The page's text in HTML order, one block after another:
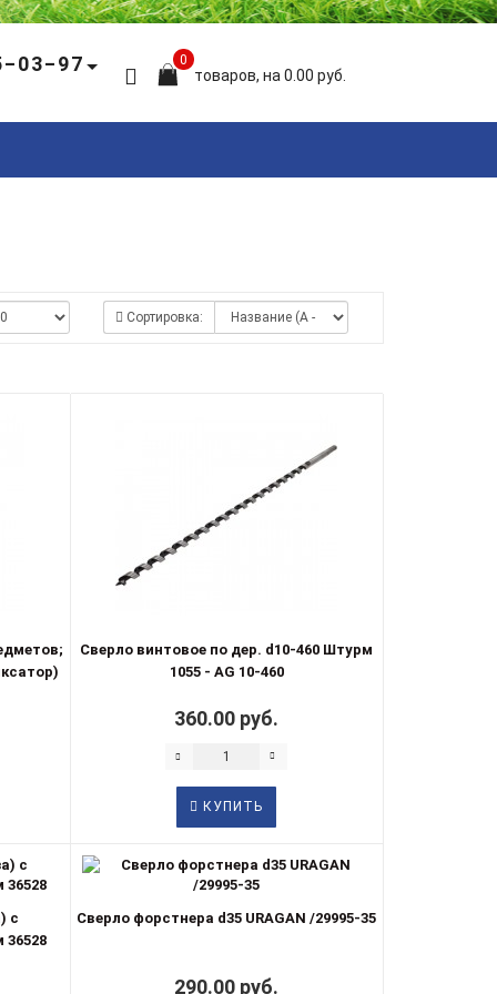
0
товаров, на 0.00 руб.
Сортировка:
Сверло винтовое по дер. d10-460 Штурм
1055 - AG 10-460
360.00 руб.
КУПИТЬ
с
Сверло форстнера d35 URAGAN /29995-35
290.00 руб.